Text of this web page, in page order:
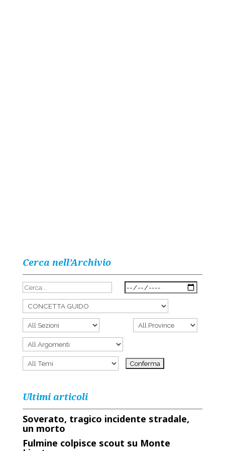
Cerca nell’Archivio
Ultimi articoli
Soverato, tragico incidente stradale,
un morto
Fulmine colpisce scout su Monte